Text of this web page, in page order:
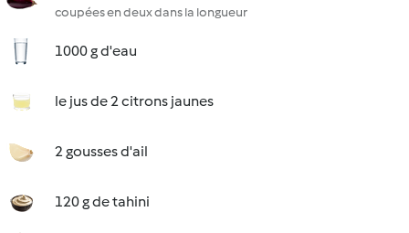
coupées en deux dans la longueur
1000 g d'eau
le jus de 2 citrons jaunes
2 gousses d'ail
120 g de tahini